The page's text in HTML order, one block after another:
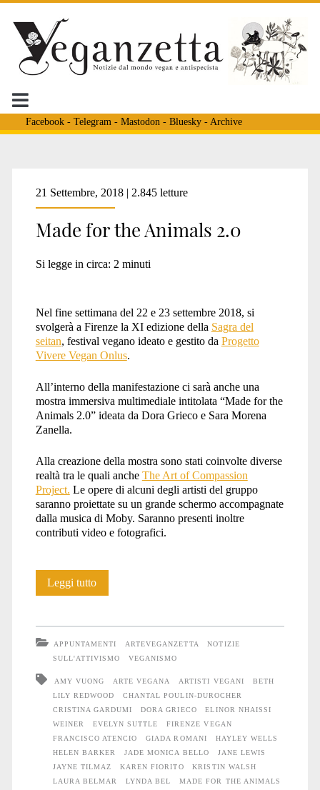
Facebook- Telegram - Mastodon - Bluesky- Archive
Tag:
<span>mostra
vegana</span>
21 Settembre, 2018 | 2.845 letture
Made for the Animals 2.0
Si legge in circa: 2 minuti
Nel fine settimana del 22 e 23 settembre 2018, si
svolgerà a Firenze la XI edizione della Sagra del
seitan, festival vegano ideato e gestito da Progetto
Vivere Vegan Onlus.
All’interno della manifestazione ci sarà anche una
mostra immersiva multimediale intitolata “Made for the
Animals 2.0” ideata da Dora Grieco e Sara Morena
Zanella.
Alla creazione della mostra sono stati coinvolte diverse
realtà tra le quali anche The Art of Compassion
Project. Le opere di alcuni degli artisti del gruppo
saranno proiettate su un grande schermo accompagnate
dalla musica di Moby. Saranno presenti inoltre
contributi video e fotografici.
Leggi tuttoMade
Animals
2.0
APPUNTAMENTI ARTEVEGANZETTA
NOTIZIE
SULL'ATTIVISMO
VEGANISMO
AMY VUONG ARTE VEGANA ARTISTI VEGANI
BETH
LILY REDWOOD
CHANTAL POULIN-DUROCHER
CRISTINA GARDUMI
DORA GRIECO
ELINOR NHAISSI
WEINER
EVELYN SUTTLE
FIRENZE VEGAN
FRANCISCO ATENCIO
GIADA ROMANI
HAYLEY WELLS
HELEN BARKER
JADE MONICA BELLO
JANE LEWIS
JAYNE TILMAZ
KAREN FIORITO
KRISTIN WALSH
LAURA BELMAR
LYNDA BEL
MADE FOR THE ANIMALS